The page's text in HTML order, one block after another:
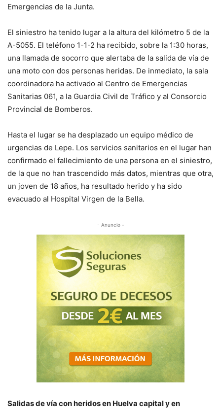
Emergencias de la Junta.
El siniestro ha tenido lugar a la altura del kilómetro 5 de la
A-5055. El teléfono 1-1-2 ha recibido, sobre la 1:30 horas,
una llamada de socorro que alertaba de la salida de vía de
una moto con dos personas heridas. De inmediato, la sala
coordinadora ha activado al Centro de Emergencias
Sanitarias 061, a la Guardia Civil de Tráfico y al Consorcio
Provincial de Bomberos.
Hasta el lugar se ha desplazado un equipo médico de
urgencias de Lepe. Los servicios sanitarios en el lugar han
confirmado el fallecimiento de una persona en el siniestro,
de la que no han trascendido más datos, mientras que otra,
un joven de 18 años, ha resultado herido y ha sido
evacuado al Hospital Virgen de la Bella.
- Anuncio -
Salidas de vía con heridos en Huelva capital y en